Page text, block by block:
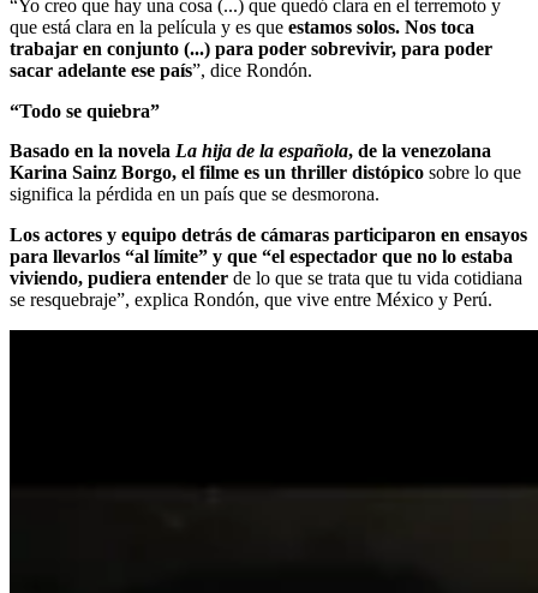
“Yo creo que hay una cosa (...) que quedó clara en el terremoto y
que está clara en la película y es que estamos solos. Nos toca
trabajar en conjunto (...) para poder sobrevivir, para poder
sacar adelante ese país”, dice Rondón.
“Todo se quiebra”
Basado en la novela La hija de la española, de la venezolana
Karina Sainz Borgo, el filme es un thriller distópico sobre lo que
significa la pérdida en un país que se desmorona.
Los actores y equipo detrás de cámaras participaron en ensayos
para llevarlos “al límite” y que “el espectador que no lo estaba
viviendo, pudiera entender de lo que se trata que tu vida cotidiana
se resquebraje”, explica Rondón, que vive entre México y Perú.